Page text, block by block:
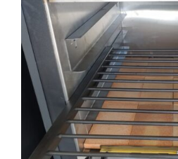
AGREGAR AL CARRITO